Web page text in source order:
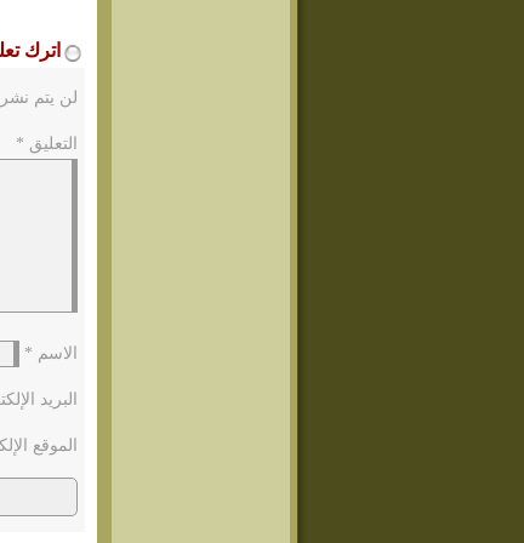
اترك
لن يتم
التعليق *
الاسم *
البريد
الموقع